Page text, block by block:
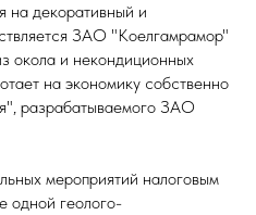
на декоративный и
ЗАО "Коелгамрамор"
окола и некондиционных
на экономику собственно
разрабатываемого ЗАО
мероприятий налоговым
одной геолого-